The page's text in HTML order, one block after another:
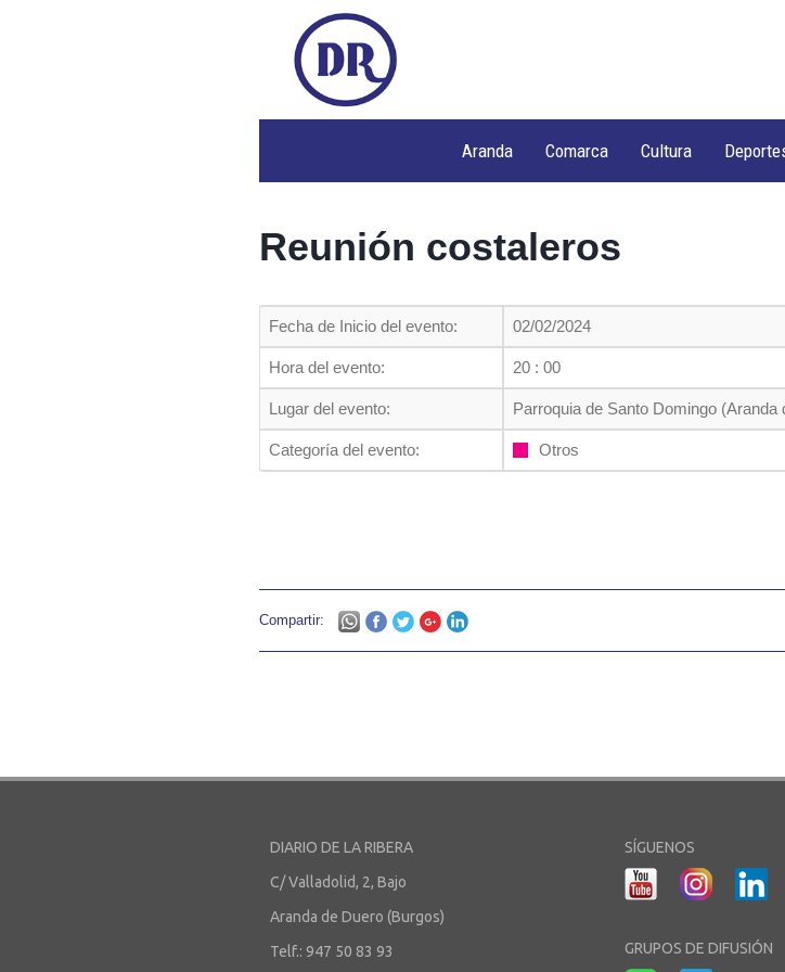
Aranda Comarca Cultura
Reunión costaleros
Fecha de Inicio del evento: 02/02/2024
Hora del evento: 20 : 00
Lugar del evento: Parroquia de Santo Domingo (Aranda
Categoría del evento: Otros
Compartir:
DIARIO DE LA RIBERA
C/ Valladolid, 2, Bajo
Aranda de Duero (Burgos)
Telf.: 947 50 83 93
SÍGUENOS
GRUPOS DE DIFUSIÓN